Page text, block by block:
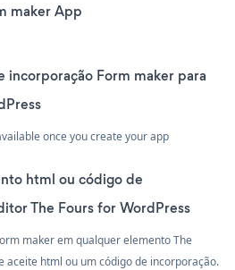
maker App
incorporação Form maker para
once you create your app
html ou código de
The Fours for WordPress
maker em qualquer elemento The
aceite html ou um código de incorporação.